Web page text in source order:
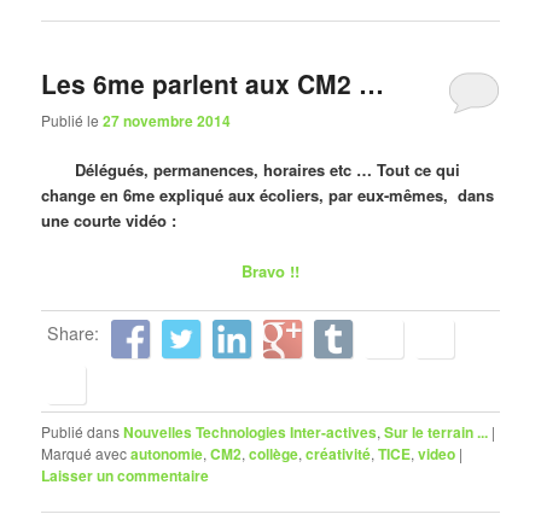
Les 6me parlent aux CM2 …
Publié le27 novembre 2014
Délégués, permanences, horaires etc … Tout ce qui
change en 6me expliqué aux écoliers, par eux-mêmes, dans
une courte vidéo :
Bravo !!
Share:
Publié dansNouvelles Technologies Inter-actives,Sur le terrain ... |
Marqué avecautonomie,CM2,collège,créativité,TICE,video |
Laisser un commentaire